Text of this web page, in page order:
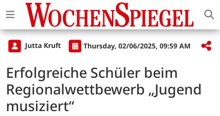
Jutta Kruft Thursday, 02/06/2025, 09:59 AM
Erfolgreiche Schüler beim
Regionalwettbewerb „Jugend
musiziert“